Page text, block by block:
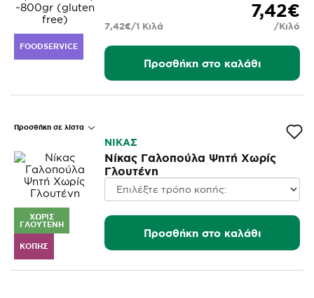
FOODSERVICE
7,42€
/Κιλό
7,42€/1 Κιλά
Προσθήκη στο καλάθι
Προσθήκη σε λίστα
ΧΩΡΊΣ
ΓΛΟΥΤΈΝΗ
ΚΟΠΉΣ
ΝΙΚΑΣ
Νίκας Γαλοπούλα Ψητή Χωρίς
Γλουτένη
Προσθήκη στο καλάθι